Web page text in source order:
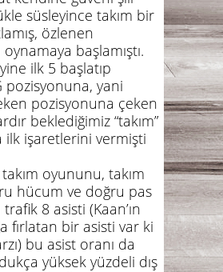
süsleyince takım bir
özlenen
başlamıştı.
ilk 5 başlatıp
pozisyonuna, yani
pozisyonuna çeken
beklediğimiz “takım”
ilk işaretlerini vermişti
oyununu, takım
hücum ve doğru pas
8 asisti (Kaan’ın
fırlatan bir asisti var ki
bu asist oranı da
yüksek yüzdeli dış